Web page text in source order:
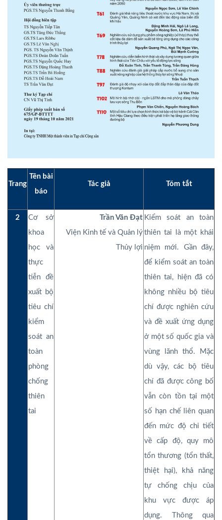
Trang
Tên bài
báo
Tác giả Tóm tắt
2
Cơ sở
khoa
học và
thực
tiễn đề
xuất bộ
tiêu chí
kiểm
soát an
toàn
phòng
chống
thiên
tai
Trần Văn Đạt
Viện Kinh tế và Quản lý
Thủy lợi
Kiểm soát an toàn
thiên tai là một khái
niệm mới. Gần đây,
để kiểm soát an toàn
thiên tai, hiện đã có
không nhiều bộ tiêu
chí được nghiên cứu
và đề xuất ứng dụng
ở một số quốc gia và
vùng lãnh thổ. Mặc
dù vậy, các bộ tiêu
chí đã được công bố
vẫn còn tồn tại một
số hạn chế liên quan
đến mức độ chi tiết
về cấp độ, quy mô
tổn thương (tổn thất,
thiệt hại), khả năng
tự chống chịu của
khu vực được áp
dụng. Thông qua